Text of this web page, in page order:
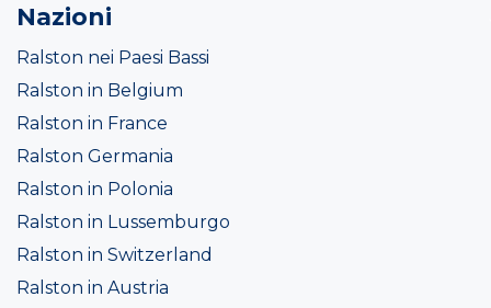
Nazioni
Ralston nei Paesi Bassi
Ralston in Belgium
Ralston in France
Ralston Germania
Ralston in Polonia
Ralston in Lussemburgo
Ralston in Switzerland
Ralston in Austria